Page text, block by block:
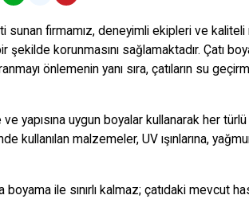
sunan firmamız, deneyimli ekipleri ve kaliteli
korunmasını sağlamaktadır. Çatı
önlemenin yanı sıra, çatıların su
ve yapısına uygun boyalar kullanarak her
kullanılan malzemeler, UV ışınlarına,
boyama ile sınırlı kalmaz; çatıdaki mevcut